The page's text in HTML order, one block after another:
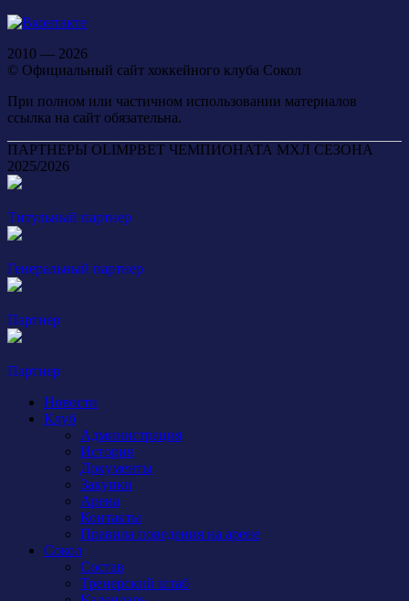
2010 — 2026
© Официальный сайт хоккейного клуба Сокол
При полном или частичном использовании материалов
ссылка на сайт обязательна.
ПАРТНЕРЫ OLIMPBET ЧЕМПИОНАТА МХЛ СЕЗОНА
2025/2026
Титульный партнер
Генеральный партнер
Партнер
Партнер
Новости
Клуб
Администрация
История
Документы
Закупки
Арена
Контакты
Правила поведения на арене
Сокол
Состав
Тренерский штаб